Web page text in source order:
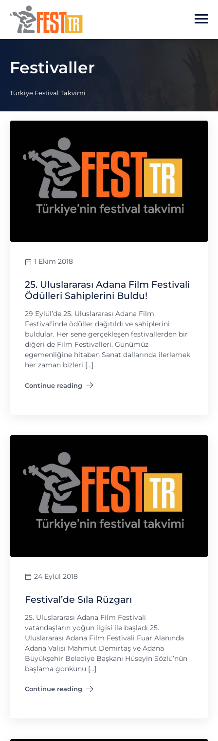
Ana içeriğe atla
Festivaller
Türkiye Festival Takvimi
1 Ekim 2018
25. Uluslararası Adana Film Festivali
Ödülleri Sahiplerini Buldu!
29 Eylül’de 25. Uluslararası Adana Film
Festival’inde ödüller dağıtıldı ve sahiplerini
buldular. Her sene gerçekleşen festivallerden bir
diğeri de Film Festivalleri. Günümüz
egemenliğine hitaben Sanat dallarında ilerlemek
her zaman bizleri […]
Continue reading
"25. Uluslararası Adana Film Festivali Ödülleri Sahiplerini
24 Eylül 2018
Festival’de Sıla Rüzgarı
25. Uluslararası Adana Film Festivali
vatandaşların yoğun ilgisi ile başladı 25.
Uluslararası Adana Film Festivali Fuar Alanında
Adana Valisi Mahmut Demirtaş ve Adana
Büyükşehir Belediye Başkanı Hüseyin Sözlü’nün
başlama gonkunu […]
Continue reading
"Festival’de Sıla Rüzgarı"